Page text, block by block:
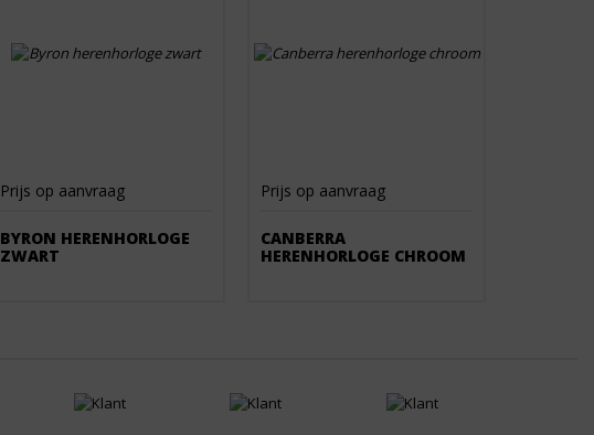
Prijs op aanvraag
BYRON HERENHORLOGE
ZWART
Prijs op aanvraag
CANBERRA
HERENHORLOGE CHROOM